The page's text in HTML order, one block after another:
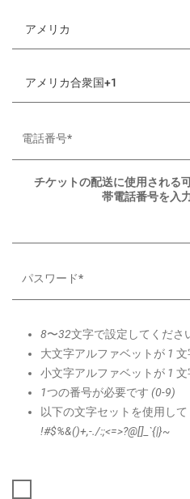
チケットの配送に使用される
帯電話番号を入
8〜32文字で設定してくださ
大文字アルファベットが 1
小文字アルファベットが 1
1つの番号が必要です (0-9)
以下の文字セットを使用し
!#$%&()+,-./:;<=>?@[]_`{|}~